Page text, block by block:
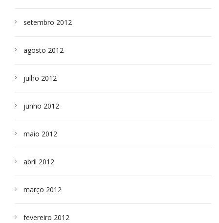
setembro 2012
agosto 2012
julho 2012
junho 2012
maio 2012
abril 2012
março 2012
fevereiro 2012